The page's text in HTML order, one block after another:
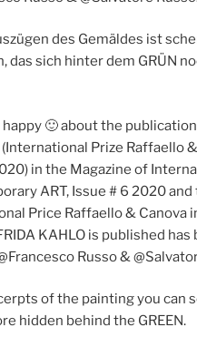
des Gemäldes ist
das sich hinter dem GRÜN
happy 🙂 about the
Prize Raffaello
in the Magazine of
ART, Issue # 6 2020
Price Raffaello & Canova
KAHLO is published has
Russo &
of the painting you can
hidden behind the GREEN.